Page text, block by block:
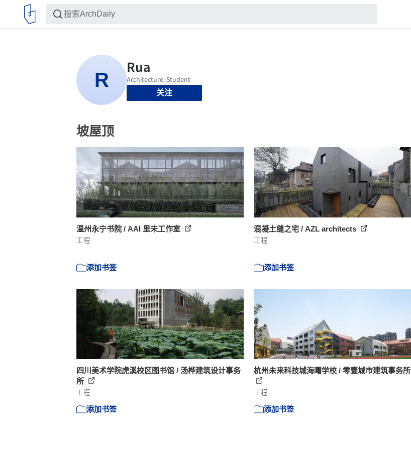
关注
坡屋顶
温州永宁书院 / AAI 里未工作室
工程
添加书签
混凝土缝之宅 / AZL architects
工程
添加书签
四川美术学院虎溪校区图书馆 / 汤桦建筑设计事务
所
工程
添加书签
杭州未来科技城海曙学校 / 零壹城市建筑事务所
工程
添加书签